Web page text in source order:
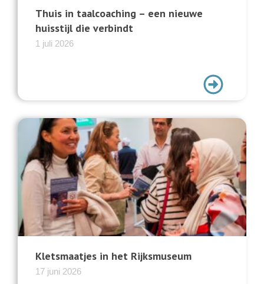
Thuis in taalcoaching – een nieuwe
huisstijl die verbindt
1 juli 2026
Kletsmaatjes in het Rijksmuseum
17 juni 2026